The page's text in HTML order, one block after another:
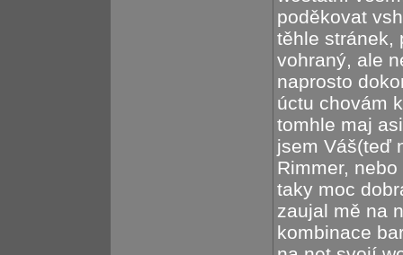
poděkovat
těhle stránek,
vohraný, ale
naprosto
úctu chovám
tomhle maj
jsem Váš(teď
Rimmer,
taky moc
zaujal mě na
kombinace